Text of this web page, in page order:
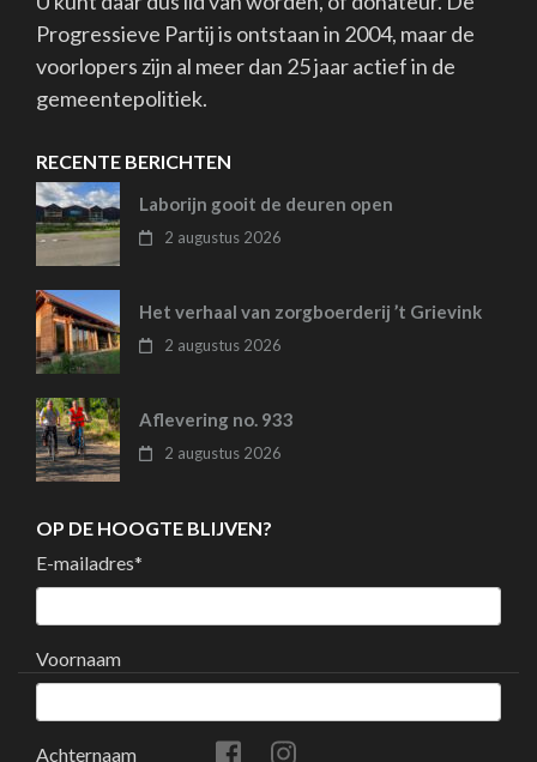
Progressieve Partij is ontstaan in 2004, maar de
voorlopers zijn al meer dan 25 jaar actief in de
gemeentepolitiek.
RECENTE BERICHTEN
Laborijn gooit de deuren open
2 augustus 2026
Het verhaal van zorgboerderij ’t Grievink
2 augustus 2026
Aflevering no. 933
2 augustus 2026
OP DE HOOGTE BLIJVEN?
E-mailadres*
Voornaam
Achternaam